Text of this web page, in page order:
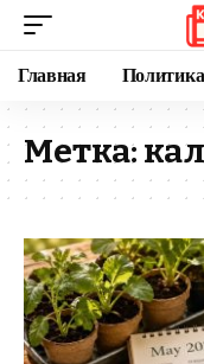
Главная Политика
Метка: